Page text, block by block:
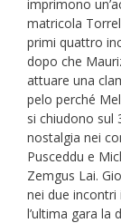
imprimono
matricola
primi quattro
dopo che
attuare una
pelo perché
si chiudono sul
nostalgia nei
Pusceddu e
Zemgus Lai.
nei due
l’ultima gara la